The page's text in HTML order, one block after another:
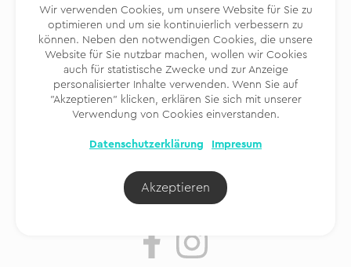
Bleiben wir in Kontakt
Informieren Sie sich über Sonderangebote und Neuigkeiten
Ja, ich möchte den Newsletter erhalten,
Konditionen
Folgen Sie uns
Wir verwenden Cookies, um unsere Website für Sie zu
optimieren und um sie kontinuierlich verbessern zu
können. Neben den notwendigen Cookies, die unsere
Website für Sie nutzbar machen, wollen wir Cookies
auch für statistische Zwecke und zur Anzeige
personalisierter Inhalte verwenden. Wenn Sie auf
"Akzeptieren" klicken, erklären Sie sich mit unserer
Verwendung von Cookies einverstanden.
Datenschutzerklärung Impresum
Akzeptieren